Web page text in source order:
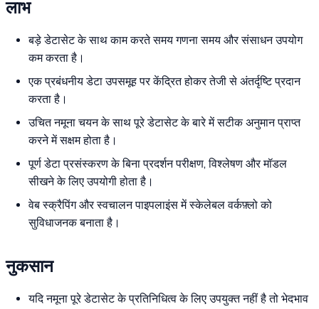
लाभ
बड़े डेटासेट के साथ काम करते समय गणना समय और संसाधन उपयोग
कम करता है।
एक प्रबंधनीय डेटा उपसमूह पर केंद्रित होकर तेजी से अंतर्दृष्टि प्रदान
करता है।
उचित नमूना चयन के साथ पूरे डेटासेट के बारे में सटीक अनुमान प्राप्त
करने में सक्षम होता है।
पूर्ण डेटा प्रसंस्करण के बिना प्रदर्शन परीक्षण, विश्लेषण और मॉडल
सीखने के लिए उपयोगी होता है।
वेब स्क्रैपिंग और स्वचालन पाइपलाइंस में स्केलेबल वर्कफ़्लो को
सुविधाजनक बनाता है।
नुकसान
यदि नमूना पूरे डेटासेट के प्रतिनिधित्व के लिए उपयुक्त नहीं है तो भेदभाव